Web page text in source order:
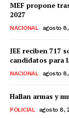
MEF propone
2027
NACIONAL agosto
JEE reciben 717
candidatos para
NACIONAL agosto
Hallan armas y
POLICIAL agosto 8,